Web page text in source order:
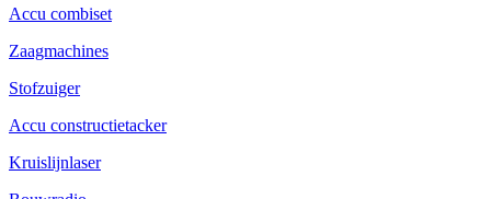
Accu combiset
Zaagmachines
Stofzuiger
Accu constructietacker
Kruislijnlaser